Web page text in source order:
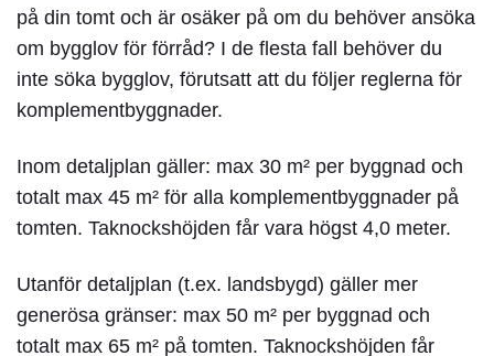
på din tomt och är osäker på om du behöver ansöka
om bygglov för förråd? I de flesta fall behöver du
inte söka bygglov, förutsatt att du följer reglerna för
komplementbyggnader.
Inom detaljplan gäller: max 30 m² per byggnad och
totalt max 45 m² för alla komplementbyggnader på
tomten. Taknockshöjden får vara högst 4,0 meter.
Utanför detaljplan (t.ex. landsbygd) gäller mer
generösa gränser: max 50 m² per byggnad och
totalt max 65 m² på tomten. Taknockshöjden får